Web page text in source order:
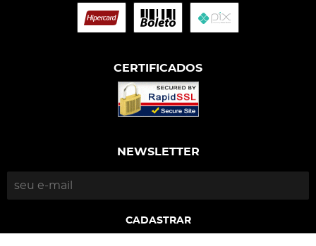
CERTIFICADOS
NEWSLETTER
CADASTRAR